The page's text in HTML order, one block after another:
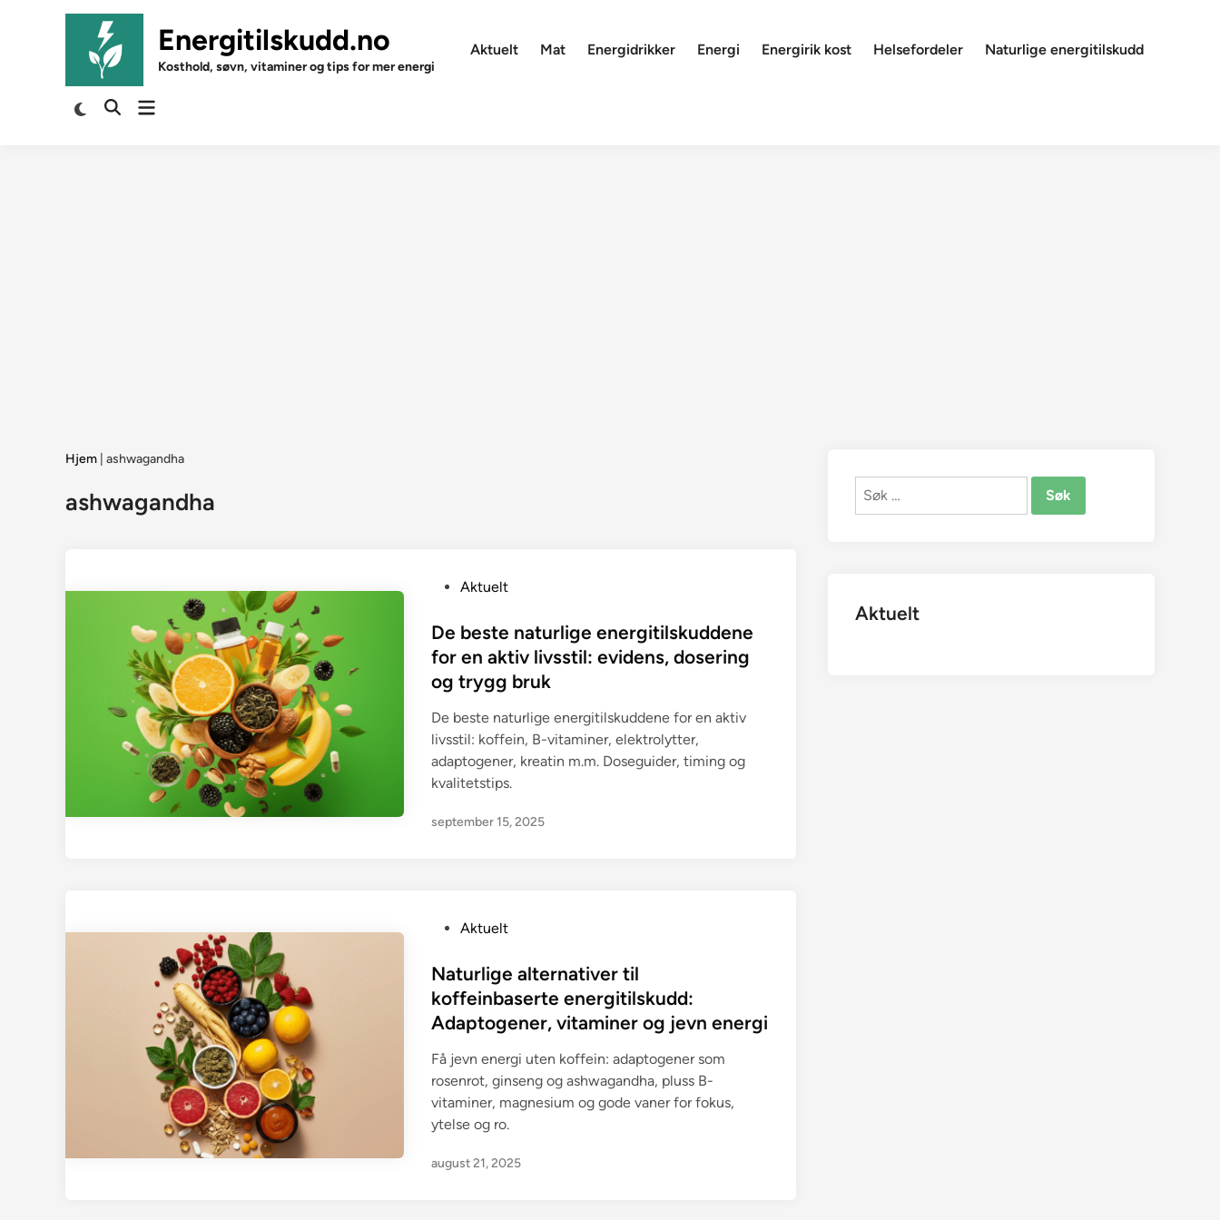
Energitilskudd.no
Kosthold, søvn, vitaminer og tips for mer energi
Aktuelt Mat Energidrikker Energi Energirik kost Helsefordeler Naturlige energitilskudd
SwitchOpenOpen
Hjem ashwagandha
ashwagandha
s
t
d
i
n
Aktuelt
De beste naturlige energitilskuddene
for en aktiv livsstil: evidens, dosering
og trygg bruk
De beste naturlige energitilskuddene for en aktiv
livsstil: koffein, B-vitaminer, elektrolytter,
adaptogener, kreatin m.m. Doseguider, timing og
kvalitetstips.
september 15, 2025
s
t
e
i
n
Aktuelt
Naturlige alternativer til
koffeinbaserte energitilskudd:
Adaptogener, vitaminer og jevn energi
Få jevn energi uten koffein: adaptogener som
rosenrot, ginseng og ashwagandha, pluss B-
vitaminer, magnesium og gode vaner for fokus,
ytelse og ro.
august 21, 2025
Søk
Aktuelt